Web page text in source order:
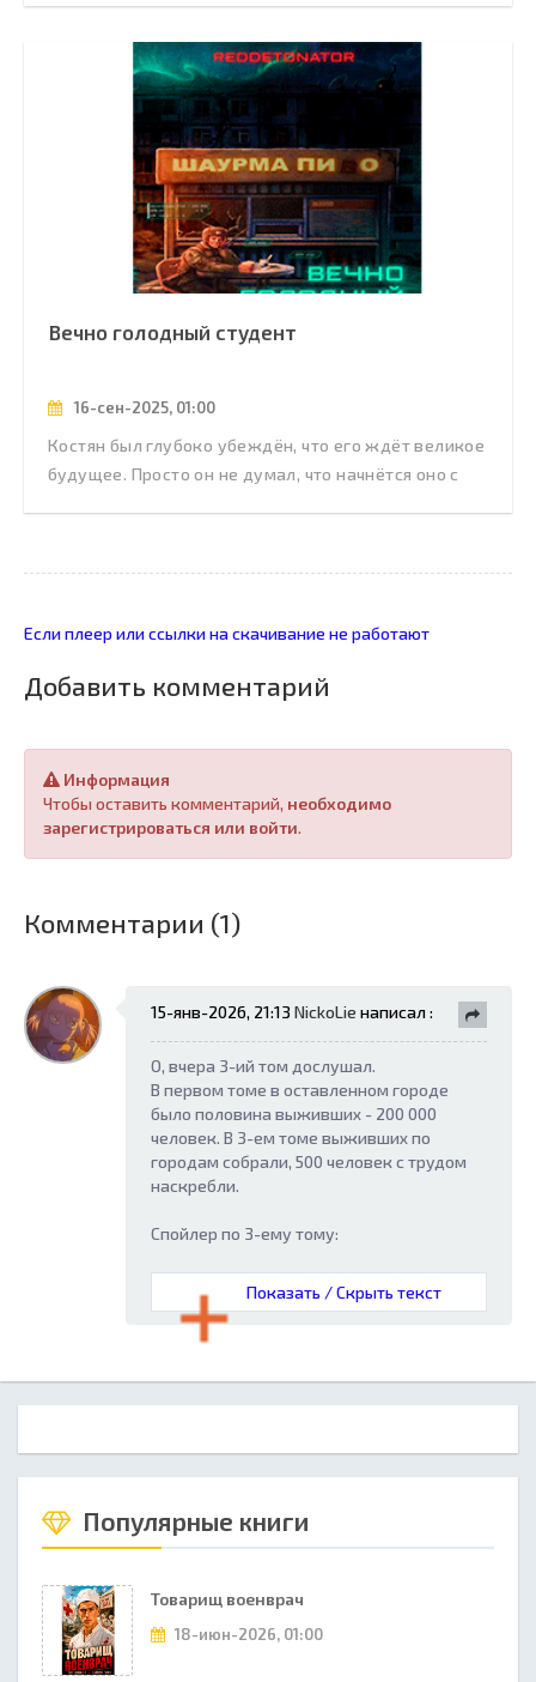
Вечно голодный студент
16-сен-2025, 01:00
Костян был глубоко убеждён, что его ждёт великое
будущее. Просто он не думал, что начнётся оно с
Если плеер или ссылки на скачивание не работают
Добавить комментарий
Информация
Чтобы оставить комментарий, необходимо
зарегистрироваться или войти.
Комментарии (1)
15-янв-2026, 21:13 NickoLie написал :
О, вчера 3-ий том дослушал.
В первом томе в оставленном городе
было половина выживших - 200 000
человек. В 3-ем томе выживших по
городам собрали, 500 человек с трудом
наскребли.
Спойлер по 3-ему тому:
Показать / Скрыть текст
Популярные книги
Товарищ военврач
18-июн-2026, 01:00